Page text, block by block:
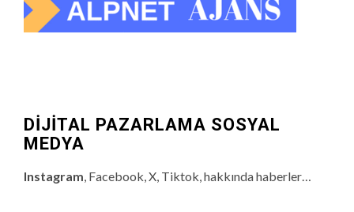
DİJİTAL PAZARLAMA SOSYAL
MEDYA
Instagram , Facebook, X, Tiktok, hakkında haberler…